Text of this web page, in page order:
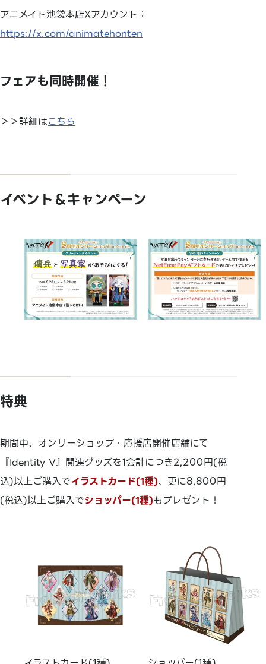
アニメイト池袋本店Xアカウント：
https://x.com/animatehonten
フェアも同時開催！
＞＞詳細はこちら
イベント＆キャンペーン
特典
期間中、オンリーショップ・応援店開催店舗にて
『Identity V』関連グッズを1会計につき2,200円(税
込)以上ご購入でイラストカード(1種)、更に8,800円
(税込)以上ご購入でショッパー(1種)もプレゼント！